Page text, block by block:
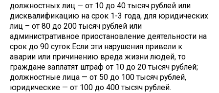
должностных лиц — от 10 до 40 тысяч рублей или
дисквалификацию на срок 1-3 года, для юридических
лиц – от 80 до 200 тысяч рублей или
административное приостановление деятельности на
срок до 90 суток.Если эти нарушения привели к
аварии или причинению вреда жизни людей, то
граждане заплатят штраф от 10 до 20 тысяч рублей;
должностные лица — от 50 до 100 тысяч рублей,
юридические — от 100 до 400 тысяч рублей.